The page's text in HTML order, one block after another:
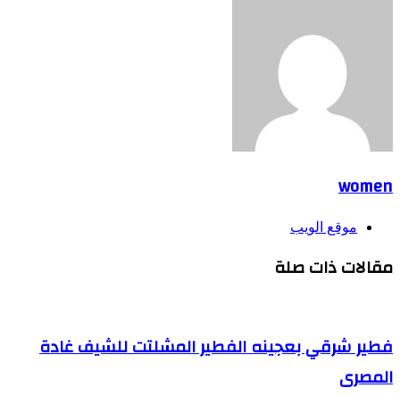
women
موقع الويب
مقالات ذات صلة
فطير شرقي بعجينه الفطير المشلتت للشيف غادة
المصرى